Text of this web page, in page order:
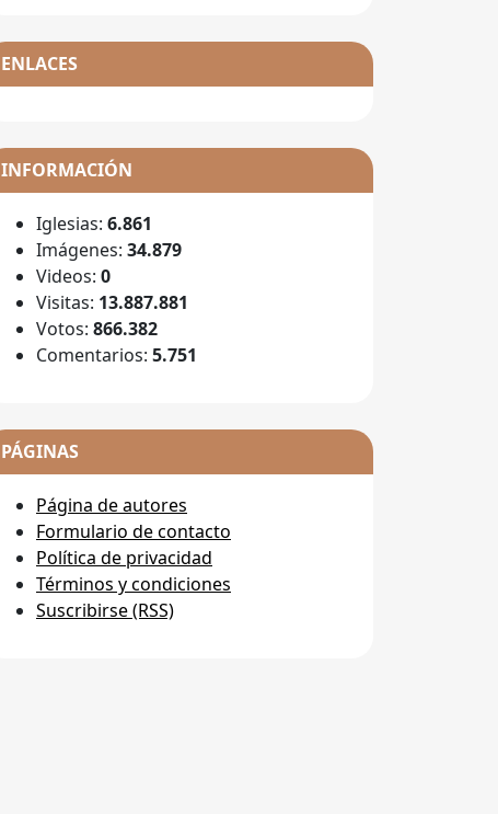
ENLACES
INFORMACIÓN
Iglesias: 6.861
Imágenes: 34.879
Videos: 0
Visitas: 13.887.881
Votos: 866.382
Comentarios: 5.751
PÁGINAS
Página de autores
Formulario de contacto
Política de privacidad
Términos y condiciones
Suscribirse (RSS)